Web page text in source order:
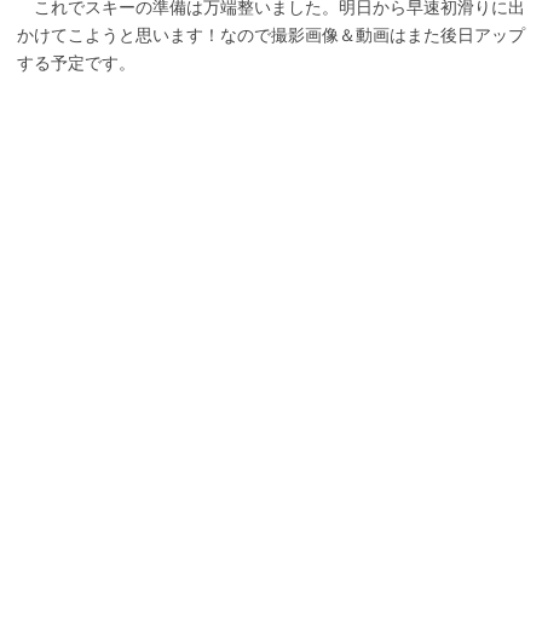
これでスキーの準備は万端整いました。明日から早速初滑りに出
かけてこようと思います！なので撮影画像＆動画はまた後日アップ
する予定です。